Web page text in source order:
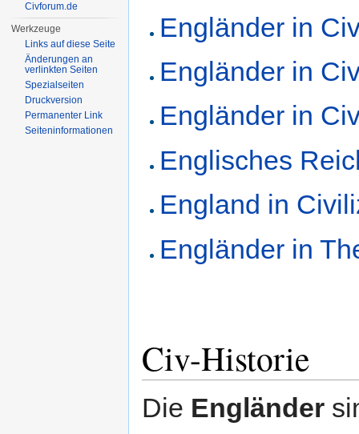
Engländer in
Engländer in
Engländer in
Englisches
England in
Engländer in
Civ-Historie
Die Engländer
Civforum.de
Werkzeuge
Links auf diese Seite
Änderungen an
verlinkten Seiten
Spezialseiten
Druckversion
Permanenter Link
Seiten­informationen